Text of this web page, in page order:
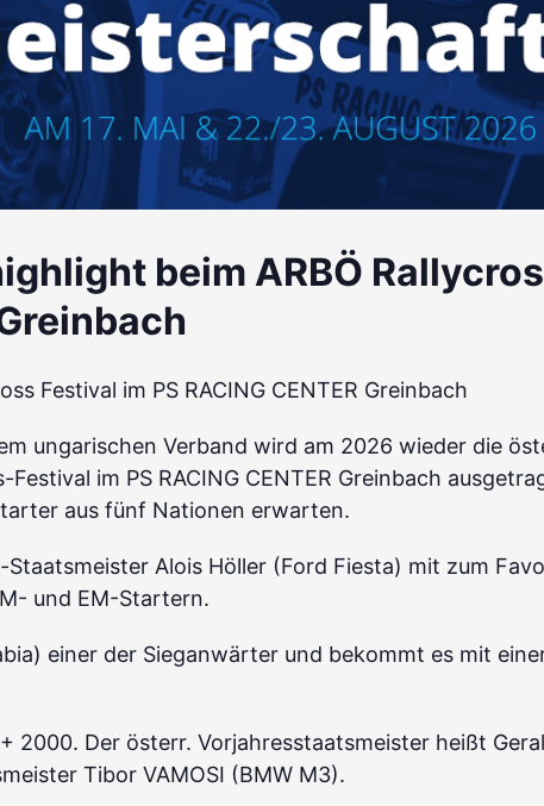
beim ARBÖ
Festival im PS RACING CENTER Greinbach
ungarischen Verband wird am 2026 wieder die
im PS RACING CENTER Greinbach
aus fünf Nationen erwarten.
Alois Höller (Ford Fiesta) mit zum
und EM-Startern.
einer der Sieganwärter und bekommt es mit
2000. Der österr. Vorjahresstaatsmeister heißt
Tibor VAMOSI (BMW M3).